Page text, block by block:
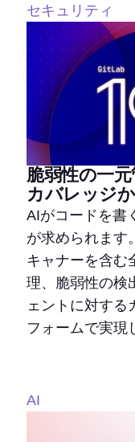
セキュリティ
脆弱性の一
カバレッジ
AIがコードを書
が求められます
キャナーを含む
理、脆弱性の検
ェントに対する
フォームで実現
AI